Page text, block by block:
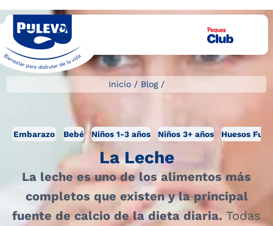
Inicio / Blog/
Embarazo Bebé Niños 1-3 años Niños 3+ años Huesos
La Leche
La leche es uno de los alimentos más
completos que existen y la principal
fuente de calcio de la dieta diaria. Todas